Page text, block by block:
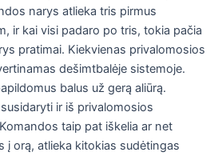
narys atlieka tris pirmus
ir kai visi padaro po tris, tokia pačia
pratimai. Kiekvienas privalomosios
dešimtbalėje sistemoje.
balus už gerą aliūrą.
ir iš privalomosios
taip pat iškelia ar net
į orą, atlieka kitokias sudėtingas